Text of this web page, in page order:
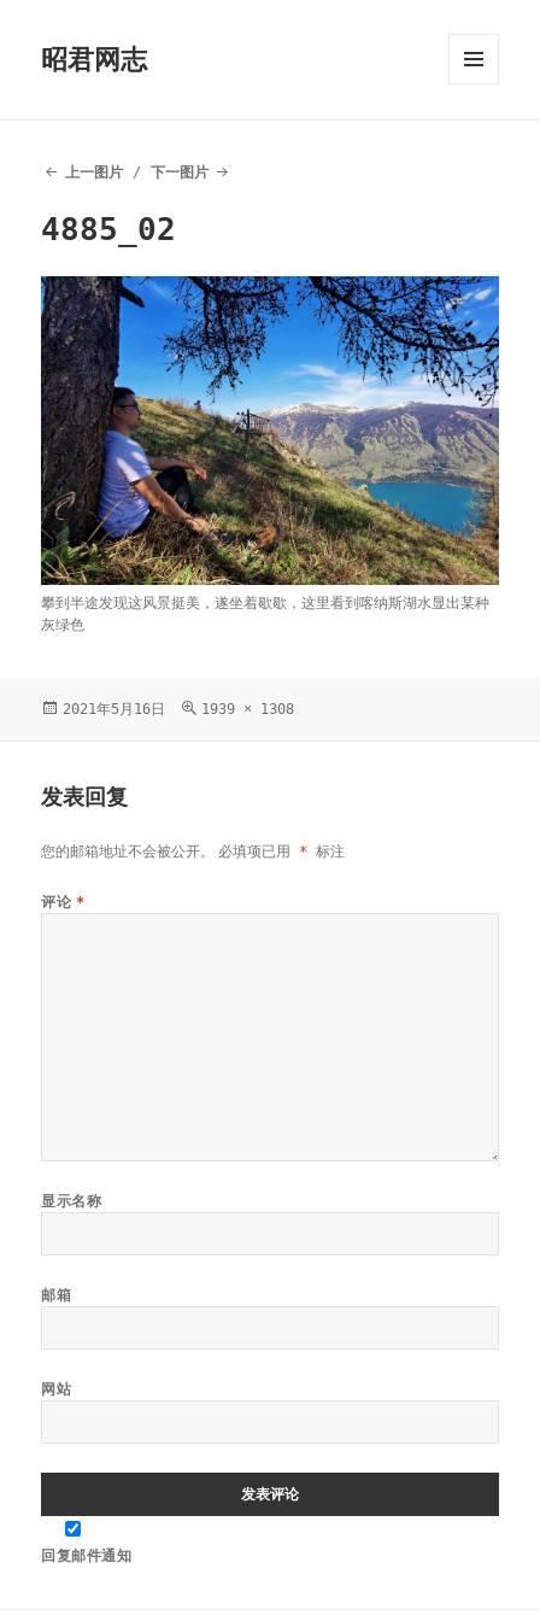
昭君网志
上一图片 下一图片
4885_02
攀到半途发现这风景挺美，遂坐着歇歇，这里看到喀纳斯湖水显出某种
灰绿色
发
2021年5月16日
原
1939 × 1308
发表回复
您的邮箱地址不会被公开。 必填项已用 * 标注
评论 *
显示名称
邮箱
网站
回复邮件通知